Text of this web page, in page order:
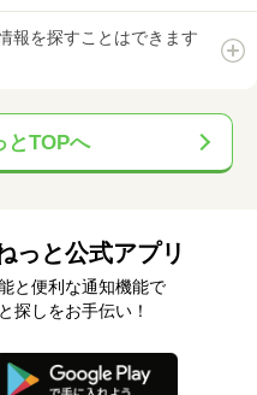
報を探すことはできます
とTOPへ
っと公式アプリ
と便利な通知機能で
探しをお手伝い！